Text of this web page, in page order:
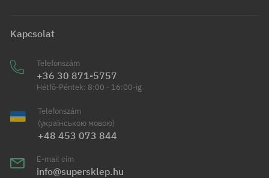
Kapcsolat
Telefonszám
+36 30 871-5757
Hétfő-Péntek: 8:00 - 16:00-ig
Telefonszám
(українською мовою)
+48 453 073 844
E-mail cím
info@supersklep.hu